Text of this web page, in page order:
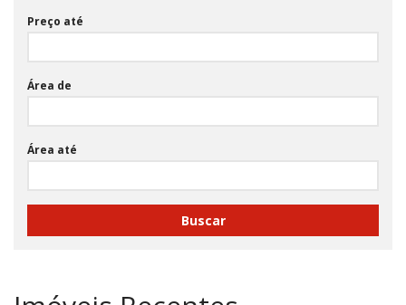
Preço até
Área de
Área até
Buscar